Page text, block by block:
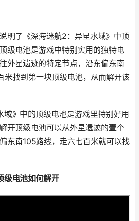
明了《深海迷航2：异星水域》中顶
级电池是游戏中特别实用的独特电
外星遗迹的特定节点，沿东偏东南
米找到第一块顶级电池，从而解开该
域》中的顶级电池是游戏里特别好用
开顶级电池可以从外星遗迹的壹个
东南105路线，走六七百米就可以找
级电池如何解开